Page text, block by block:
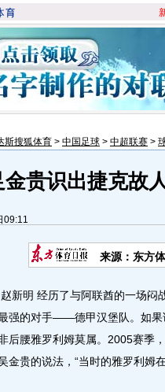
斯搜狐体育 > 中国足球 > 中超联赛 >
金贵识出捷克故
09:11
来源：东方
明 经历了与阿联酋的一场闷
强的对手——德甲汉堡队。如果
后腰雅罗利姆莫属。2005赛季
金贵的说法，“当时的雅罗利